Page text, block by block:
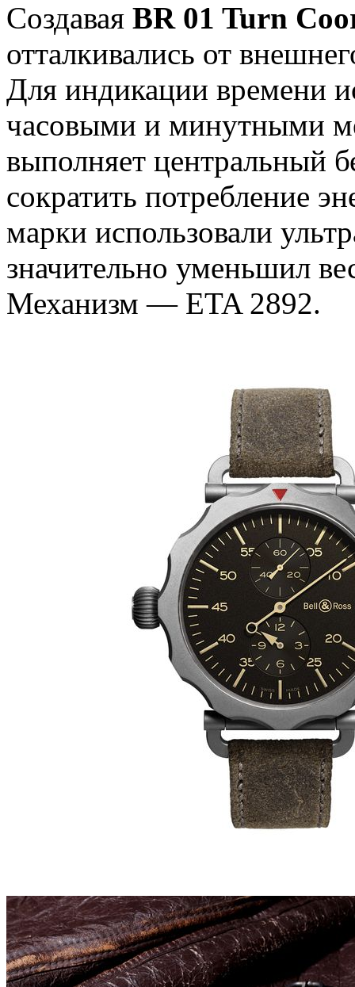
Создавая BR 01 Turn
отталкивались от
Для индикации времени
часовыми и минутными
выполняет центральный
сократить потребление
марки использовали
значительно уменьшил
Механизм — ETA 2892.